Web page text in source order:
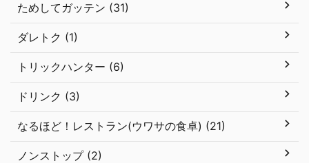
ためしてガッテン (31)
ダレトク (1)
トリックハンター (6)
ドリンク (3)
なるほど！レストラン(ウワサの食卓) (21)
ノンストップ (2)